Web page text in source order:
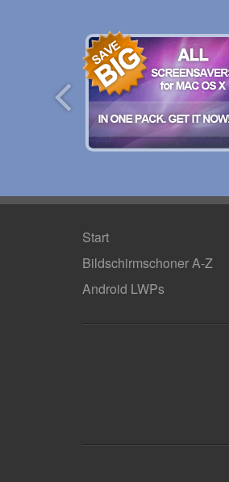
Start
Bildschirmschoner A-Z
Android LWPs